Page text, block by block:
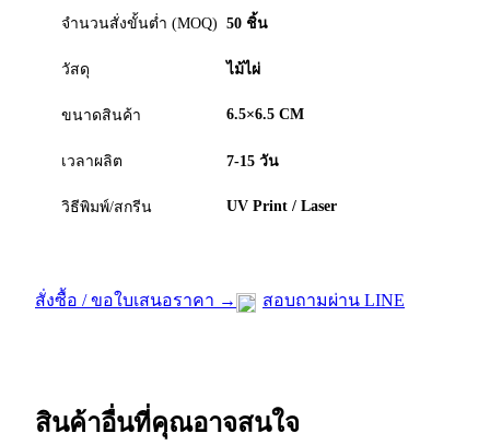
จำนวนสั่งขั้นต่ำ (MOQ) 50 ชิ้น
วัสดุ ไม้ไผ่
ขนาดสินค้า 6.5×6.5 CM
เวลาผลิต 7-15 วัน
วิธีพิมพ์/สกรีน UV Print / Laser
สั่งซื้อ / ขอใบเสนอราคา → สอบถามผ่าน LINE
สินค้าอื่นที่คุณอาจสนใจ